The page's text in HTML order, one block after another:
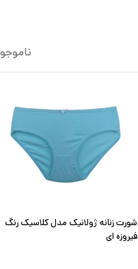
شورت زنانه ژولانیک مدل کلاسیک رنگ
فیروزه ای